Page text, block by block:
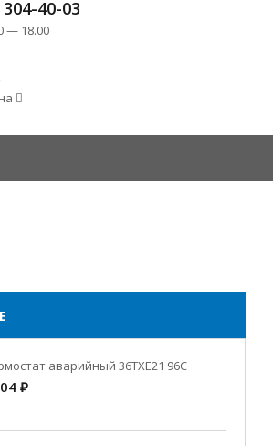
40-03
— 18.00
аварийный 36TXE21 96C
₽